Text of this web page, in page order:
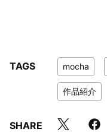
TAGS mocha
作品紹介
SHARE